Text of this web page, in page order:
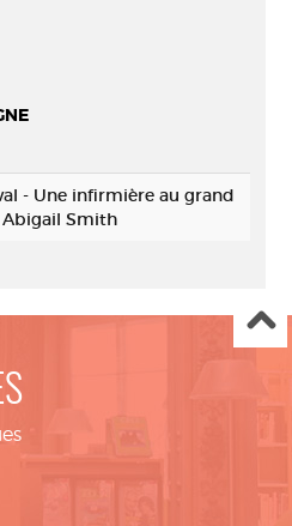
- Une infirmière au grand
Abigail Smith